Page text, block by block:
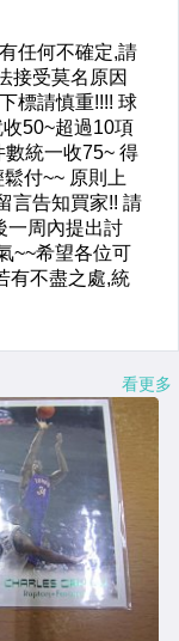
看更多